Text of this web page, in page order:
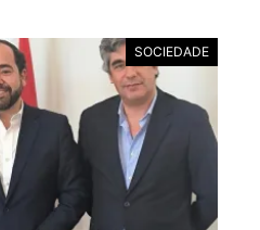
SOCIEDADE